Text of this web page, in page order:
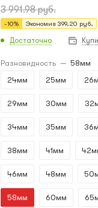
3 991.98руб.
-10% Экономия 399.20 руб.
Достаточно
Разновидность — 58мм
24мм
25мм
29мм 30мм
34мм 35мм
38мм 41мм
46мм 48мм
58мм 60мм